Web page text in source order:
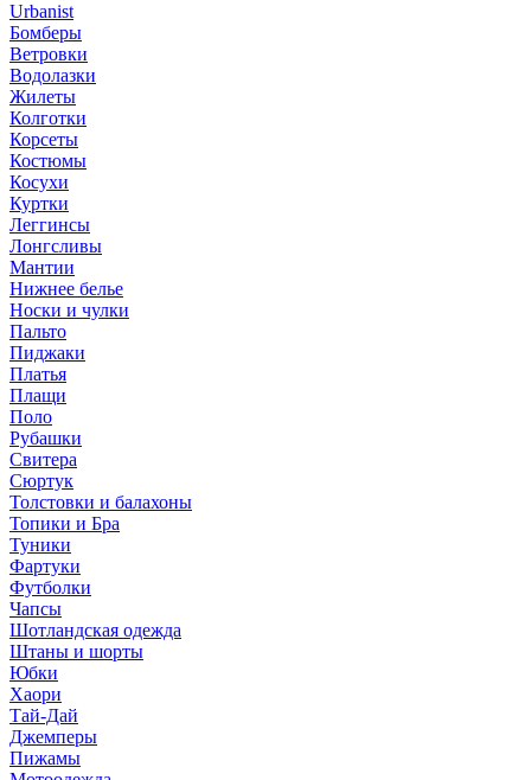
Urbanist
Бомберы
Ветровки
Водолазки
Жилеты
Колготки
Корсеты
Костюмы
Косухи
Куртки
Леггинсы
Лонгсливы
Мантии
Нижнее белье
Носки и чулки
Пальто
Пиджаки
Платья
Плащи
Поло
Рубашки
Свитера
Сюртук
Толстовки и балахоны
Топики и Бра
Туники
Фартуки
Футболки
Чапсы
Шотландская одежда
Штаны и шорты
Юбки
Хаори
Тай-Дай
Джемперы
Пижамы